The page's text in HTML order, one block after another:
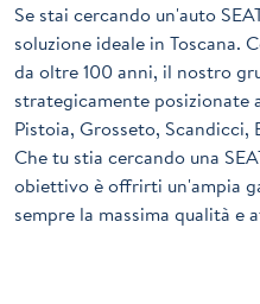
Se stai cercando un'auto
soluzione ideale in Toscana.
da oltre 100 anni, il nostro
strategicamente posizionate
Pistoia, Grosseto, Scandicci,
Che tu stia cercando una
obiettivo è offrirti un'ampia
sempre la massima qualità e